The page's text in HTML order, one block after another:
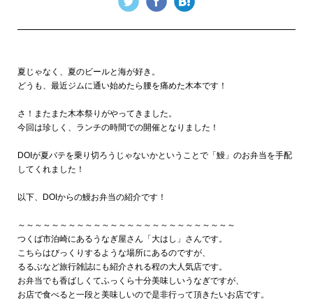
夏じゃなく、夏のビールと海が好き。
どうも、最近ジムに通い始めたら腰を痛めた木本です！
さ！またまた木本祭りがやってきました。
今回は珍しく、ランチの時間での開催となりました！
DOIが夏バテを乗り切ろうじゃないかということで「鰻」のお弁当を手配
してくれました！
以下、DOIからの鰻お弁当の紹介です！
～～～～～～～～～～～～～～～～～～～～～～～～～～
つくば市泊崎にあるうなぎ屋さん「大はし」さんです。
こちらはびっくりするような場所にあるのですが、
るるぶなど旅行雑誌にも紹介される程の大人気店です。
お弁当でも香ばしくてふっくら十分美味しいうなぎですが、
お店で食べると一段と美味しいので是非行って頂きたいお店です。